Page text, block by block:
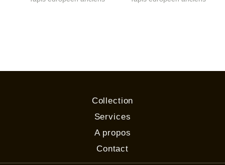
Collection
Services
A propos
Contact